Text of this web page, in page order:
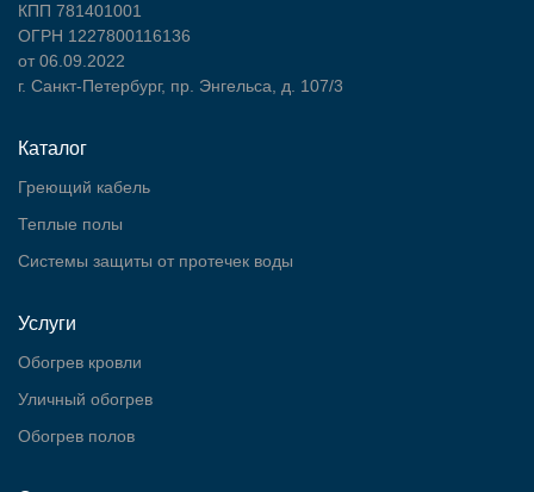
КПП 781401001
ОГРН 1227800116136
от 06.09.2022
г. Санкт-Петербург, пр. Энгельса, д. 107/3
Каталог
Греющий кабель
Теплые полы
Cистемы защиты от протечек воды
Услуги
Обогрев кровли
Уличный обогрев
Обогрев полов